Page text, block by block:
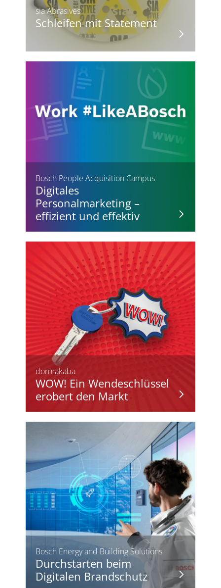
sia Abrasives
Schleifen mit Statement
Bosch People Acquisition Campus
Digitales
Personalmarketing –
effizient und effektiv
dormakaba
WOW! Ein Wendeschlüssel
erobert den Markt
Bosch Energy and Building Solutions
Durchstarten beim
Digitalen Brandschutz